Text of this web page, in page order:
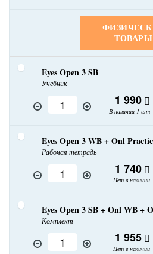
ТОВАРЫ
Eyes Open 3 SB
Учебник
1 990
В наличии 1 шт
Eyes Open 3 WB + Onl
Рабочая тетрадь
1 740
Нет в наличии
Eyes Open 3 SB + Onl WB +
Комплект
1 955
Нет в наличии